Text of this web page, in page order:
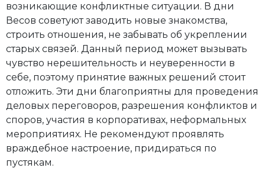
возникающие конфликтные ситуации. В дни
Весов советуют заводить новые знакомства,
строить отношения, не забывать об укреплении
старых связей. Данный период может вызывать
чувство нерешительность и неуверенности в
себе, поэтому принятие важных решений стоит
отложить. Эти дни благоприятны для проведения
деловых переговоров, разрешения конфликтов и
споров, участия в корпоративах, неформальных
мероприятиях. Не рекомендуют проявлять
враждебное настроение, придираться по
пустякам.